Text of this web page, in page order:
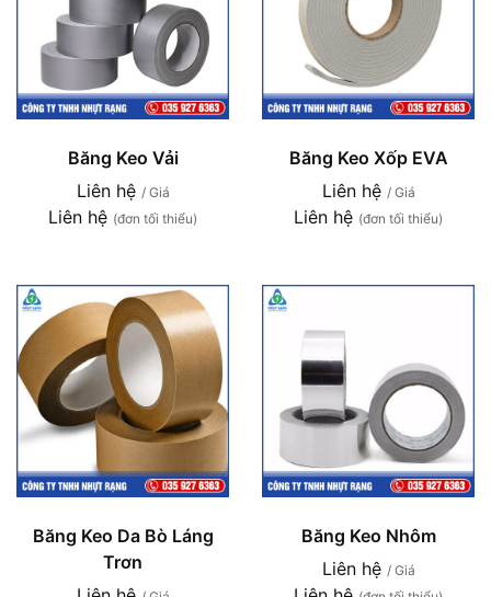
Băng Keo Vải
Liên hệ / Giá
Liên hệ (đơn tối thiểu)
Băng Keo Xốp EVA
Liên hệ / Giá
Liên hệ (đơn tối thiểu)
Băng Keo Da Bò Láng
Trơn
Băng Keo Nhôm
Liên hệ / Giá